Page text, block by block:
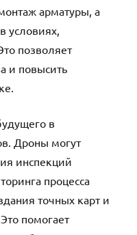
арматуры, а
условиях,
позволяет
и повысить
в
Дроны могут
инспекций
процесса
точных карт и
помогает